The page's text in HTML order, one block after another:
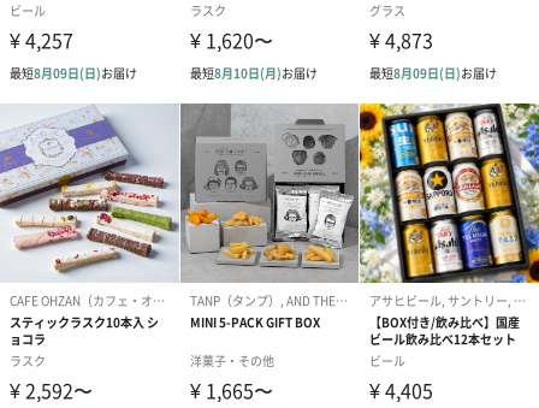
写真付きメッセージカ
ード（680円）
写真付きメッセージカ
ード（Thank you）ピ
ンク（680円）
【誕生日】
Birthday ホワ
刷なし）（
のしカード
商品の形質上、のしを直接添付できない商品にのし風のカードを
同梱します。
※のし下はご記入いただけません。
※カードのデザインは一部変更する場合があります。